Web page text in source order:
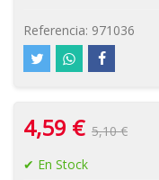
Referencia: 971036
4,59 € 5,10 €
En Stock